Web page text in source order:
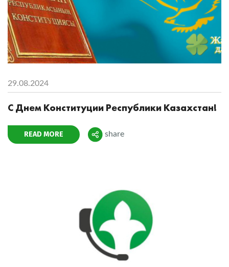
29.08.2024
C Днем Конституции Республики Казахстан!
READ MORE Поделиться
share